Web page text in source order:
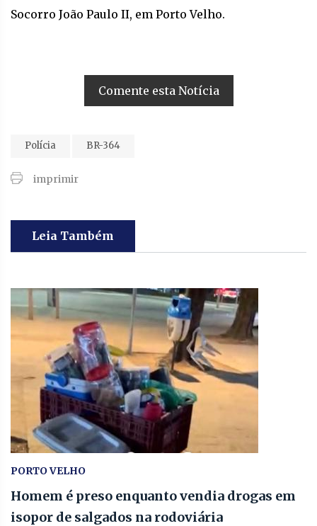
Socorro João Paulo II, em Porto Velho.
Comente esta Notícia
Polícia BR-364
imprimir
Leia Também
PORTO VELHO
Homem é preso enquanto vendia drogas em
isopor de salgados na rodoviária